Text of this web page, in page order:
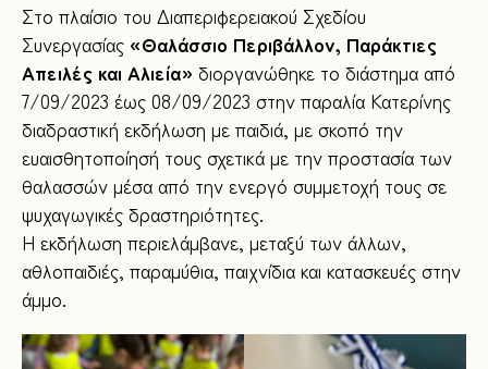
Στο πλαίσιο του Διαπεριφερειακού Σχεδίου
Συνεργασίας «Θαλάσσιο Περιβάλλον, Παράκτιες
Απειλές και Αλιεία» διοργανώθηκε το διάστημα από
7/09/2023 έως 08/09/2023 στην παραλία Κατερίνης
διαδραστική εκδήλωση με παιδιά, με σκοπό την
ευαισθητοποίησή τους σχετικά με την προστασία των
θαλασσών μέσα από την ενεργό συμμετοχή τους σε
ψυχαγωγικές δραστηριότητες.
Η εκδήλωση περιελάμβανε, μεταξύ των άλλων,
αθλοπαιδιές, παραμύθια, παιχνίδια και κατασκευές στην
άμμο.